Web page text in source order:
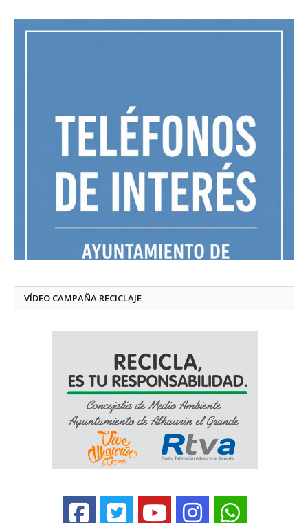
VÍDEO CAMPAÑA RECICLAJE